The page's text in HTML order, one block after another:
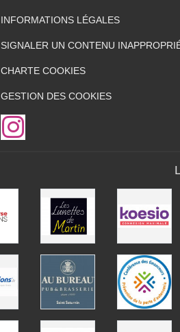
INFORMATIONS LÉGALES
SIGNALER UN CONTENU
CHARTE COOKIES
GESTION DES COOKIES